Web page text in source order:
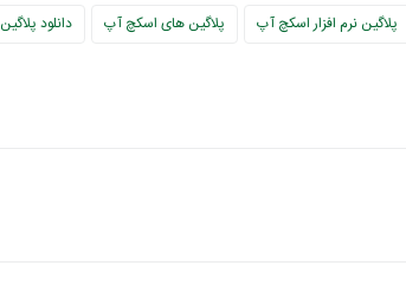
پلاگین نرم افزار اسکچ آپ پلاگین های اسکچ آپ دانلود پلاگین FredoTools اسکچاپ